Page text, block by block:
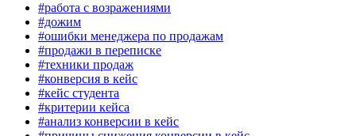
#работа с возражениями
#дожим
#ошибки менеджера по продажам
#продажи в переписке
#техники продаж
#конверсия в кейс
#кейс студента
#критерии кейса
#анализ конверсии в кейс